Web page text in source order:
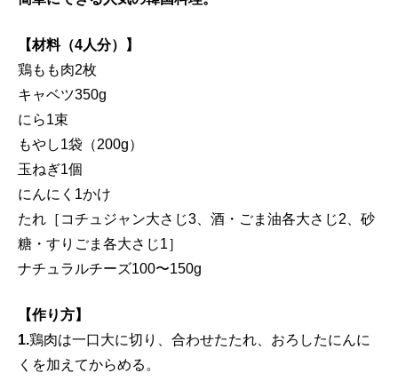
【材料（4人分）】
鶏もも肉2枚
キャベツ350g
にら1束
もやし1袋（200g）
玉ねぎ1個
にんにく1かけ
たれ［コチュジャン大さじ3、酒・ごま油各大さじ2、砂
糖・すりごま各大さじ1］
ナチュラルチーズ100〜150g
【作り方】
1.鶏肉は一口大に切り、合わせたたれ、おろしたにんに
くを加えてからめる。